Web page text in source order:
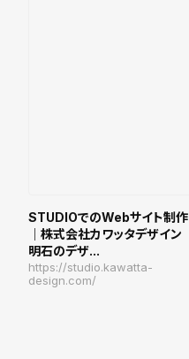
STUDIOでのWebサイト制作
｜株式会社カワッタデザイン
明石のデザ...
https://studio.kawatta-
design.com/